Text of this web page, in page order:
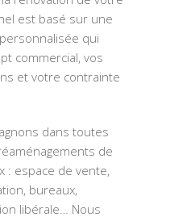
est basé sur une
qui
commercial, vos
et votre contrainte
dans toutes
de
: espace de vente,
bureaux,
libérale… Nous